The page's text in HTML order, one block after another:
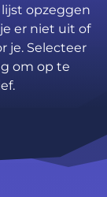
opzeggen
er niet uit of
je. Selecteer
om op te